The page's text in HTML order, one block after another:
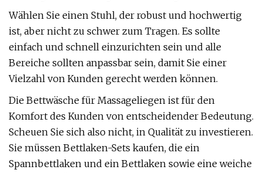
Wählen Sie einen Stuhl, der robust und hochwertig
ist, aber nicht zu schwer zum Tragen. Es sollte
einfach und schnell einzurichten sein und alle
Bereiche sollten anpassbar sein, damit Sie einer
Vielzahl von Kunden gerecht werden können.
Die Bettwäsche für Massageliegen ist für den
Komfort des Kunden von entscheidender Bedeutung.
Scheuen Sie sich also nicht, in Qualität zu investieren.
Sie müssen Bettlaken-Sets kaufen, die ein
Spannbettlaken und ein Bettlaken sowie eine weiche